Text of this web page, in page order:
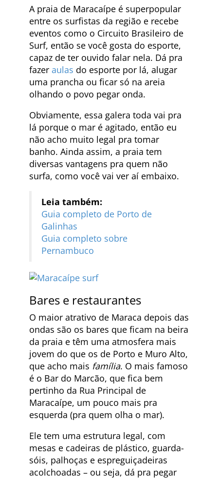
A praia de Maracaípe é superpopular
entre os surfistas da região e recebe
eventos como o Circuito Brasileiro de
Surf, então se você gosta do esporte,
capaz de ter ouvido falar nela. Dá pra
fazer aulas do esporte por lá, alugar
uma prancha ou ficar só na areia
olhando o povo pegar onda.
Obviamente, essa galera toda vai pra
lá porque o mar é agitado, então eu
não acho muito legal pra tomar
banho. Ainda assim, a praia tem
diversas vantagens pra quem não
surfa, como você vai ver aí embaixo.
Leia também:
Guia completo de Porto de
Galinhas
Guia completo sobre
Pernambuco
Bares e restaurantes
O maior atrativo de Maraca depois das
ondas são os bares que ficam na beira
da praia e têm uma atmosfera mais
jovem do que os de Porto e Muro Alto,
que acho mais família. O mais famoso
é o Bar do Marcão, que fica bem
pertinho da Rua Principal de
Maracaípe, um pouco mais pra
esquerda (pra quem olha o mar).
Ele tem uma estrutura legal, com
mesas e cadeiras de plástico, guarda-
sóis, palhoças e espreguiçadeiras
acolchoadas – ou seja, dá pra pegar